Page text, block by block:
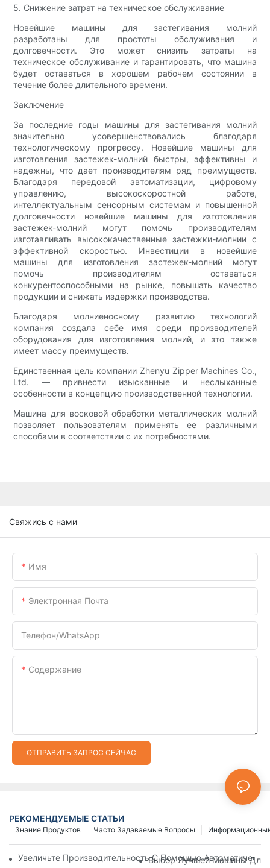
5. Снижение затрат на техническое обслуживание
Новейшие машины для застегивания молний
разработаны для простоты обслуживания и
долговечности. Это может снизить затраты на
техническое обслуживание и гарантировать, что машина
будет оставаться в хорошем рабочем состоянии в
течение более длительного времени.
Заключение
За последние годы машины для застегивания молний
значительно усовершенствовались благодаря
технологическому прогрессу. Новейшие машины для
изготовления застежек-молний быстры, эффективны и
надежны, что дает производителям ряд преимуществ.
Благодаря передовой автоматизации, цифровому
управлению, высокоскоростной работе,
интеллектуальным сенсорным системам и повышенной
долговечности новейшие машины для изготовления
застежек-молний могут помочь производителям
изготавливать высококачественные застежки-молнии с
эффективной скоростью. Инвестиции в новейшие
машины для изготовления застежек-молний могут
помочь производителям оставаться
конкурентоспособными на рынке, повышать качество
продукции и снижать издержки производства.
Благодаря молниеносному развитию технологий
компания создала себе имя среди производителей
оборудования для изготовления молний, и это также
имеет массу преимуществ.
Единственная цель компании Zhenyu Zipper Machines Co.,
Ltd. — привнести изысканные и неслыханные
особенности в концепцию производственной технологии.
Машина для восковой обработки металлических молний
позволяет пользователям применять ее различными
способами в соответствии с их потребностями.
Свяжись с нами
Имя
Электронная Почта
Телефон/WhatsApp
Содержание
ОТПРАВИТЬ ЗАПРОС СЕЙЧАС
РЕКОМЕНДУЕМЫЕ СТАТЬИ
Часто Задаваемые Вопросы
Знание Продуктов
Увеличьте Производительность С ПомощьюВыбор Лучшей Машины Для